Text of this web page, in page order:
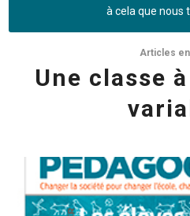
à cela que nous
Articles
Une classe